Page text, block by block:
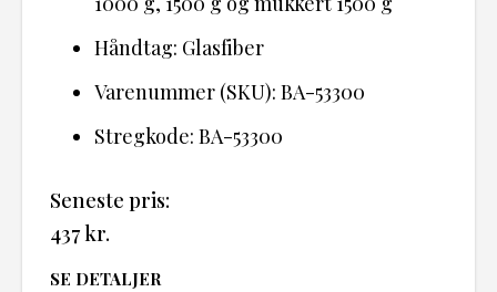
Håndtag: Glasfiber
Varenummer (SKU): BA-53300
Stregkode: BA-53300
Seneste pris:
437kr.
SE DETALJER